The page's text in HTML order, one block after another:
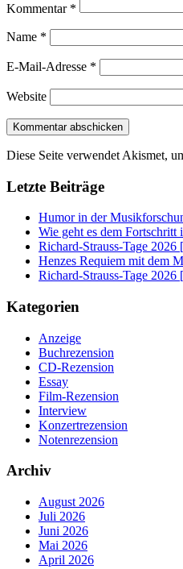
Kommentar *
Name *
E-Mail-Adresse *
Website
Diese Seite verwendet Akismet,
Letzte Beiträge
Humor in der
Wie geht es dem Fortschritt
Richard-Strauss-Tage
Henzes Requiem mit dem
Richard-Strauss-Tage
Kategorien
Anzeige
Buchrezension
CD-Rezension
Essay
Film-Rezension
Interview
Konzertrezension
Notenrezension
Archiv
August 2026
Juli 2026
Juni 2026
Mai 2026
April 2026